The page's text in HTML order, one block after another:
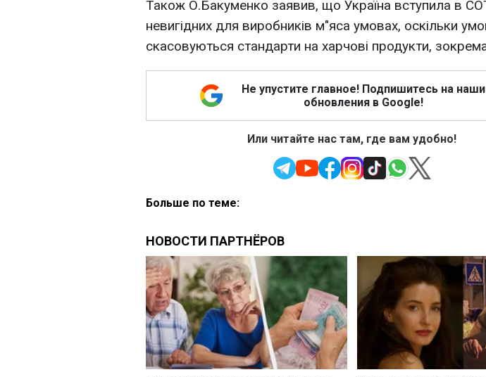
Також О.Бакуменко заявив, що Україна вступила в
невигідних для виробників м"яса умовах, оскільки
скасовуються стандарти на харчові продукти,
Не упустите главное! Подпишитесь на наши
обновления в Google!
Или читайте нас там, где вам удобно!
Больше по теме: